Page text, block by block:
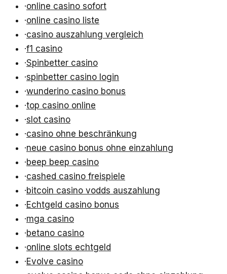
·online casino sofort
·online casino liste
·casino auszahlung vergleich
·f1 casino
·Spinbetter casino
·spinbetter casino login
·wunderino casino bonus
·top casino online
·slot casino
·casino ohne beschränkung
·neue casino bonus ohne einzahlung
·beep beep casino
·cashed casino freispiele
·bitcoin casino vodds auszahlung
·Echtgeld casino bonus
·mga casino
·betano casino
·online slots echtgeld
·Evolve casino